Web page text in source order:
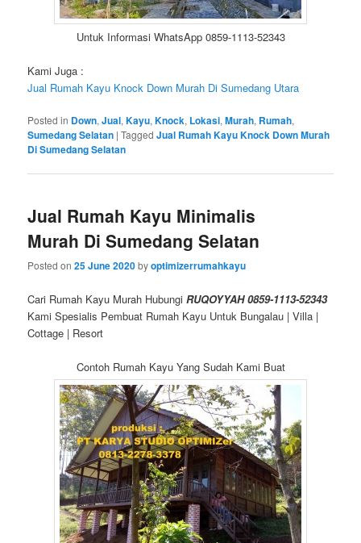
Untuk Informasi WhatsApp 0859-1113-52343
Kami Juga :
Jual Rumah Kayu Knock Down Murah Di Sumedang Utara
Posted in Down,Jual,Kayu,Knock, Lokasi,Murah, Rumah,
Sumedang Selatan |Tagged Jual Rumah Kayu Knock Down Murah
Di Sumedang Selatan
Jual Rumah Kayu Minimalis
Murah Di Sumedang Selatan
Posted on25 June 2020byoptimizerrumahkayu
Cari Rumah Kayu Murah Hubungi RUQOYYAH 0859-1113-52343
Kami Spesialis Pembuat Rumah Kayu Untuk Bungalau | Villa |
Cottage | Resort
Contoh Rumah Kayu Yang Sudah Kami Buat